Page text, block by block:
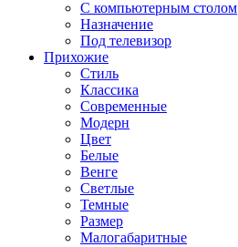
С компьютерным столом
Назначение
Под телевизор
Прихожие
Стиль
Классика
Современные
Модерн
Цвет
Белые
Венге
Светлые
Темные
Размер
Малогабаритные